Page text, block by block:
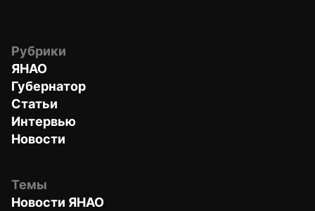
Рубрики
ЯНАО
Губернатор
Статьи
Интервью
Новости
Темы
Новости ЯНАО